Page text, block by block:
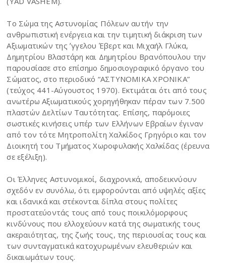
Το Σώμα της Αστυνομίας Πόλεων αυτήν την
ανθρωπιστική ενέργεια και την τιμητική διάκριση των
Αξιωματικών της ʼγγελου Έβερτ και Μιχαήλ Γλύκα,
Δημητρίου Βλαστάρη και Δημητρίου Βρανόπουλου την
παρουσίασε στο επίσημο δημοσιογραφικό όργανο του
Σώματος, στο περιοδικό “ΑΣΤΥΝΟΜΙΚΑ ΧΡΟΝΙΚΑ”
(τεύχος 441-Αύγουστος 1970). Εκτιμάται ότι από τους
ανωτέρω Αξιωματικούς χορηγήθηκαν πέραν των 7.500
πλαστών Δελτίων Ταυτότητας. Επίσης, παρόμοιες
σωστικές κινήσεις υπέρ των Ελλήνων Εβραίων έγιναν
από τον τότε Μητροπολίτη Χαλκίδος Γρηγόριο και τον
Διοικητή του Τμήματος Χωροφυλακής Χαλκίδας (έρευνα
σε εξέλιξη).
Οι Έλληνες Αστυνομικοί, διαχρονικά, αποδεικνύουν
σχεδόν εν συνόλω, ότι εμφορούνται από υψηλές αξίες
και ιδανικά και στέκονται δίπλα στους πολίτες
προστατεύοντάς τους από τους ποικιλόμορφους
κινδύνους που ελλοχεύουν κατά της σωματικής τους
ακεραιότητας, της ζωής τους, της περιουσίας τους και
των συνταγματικά κατοχυρωμένων ελευθεριών και
δικαιωμάτων τους.